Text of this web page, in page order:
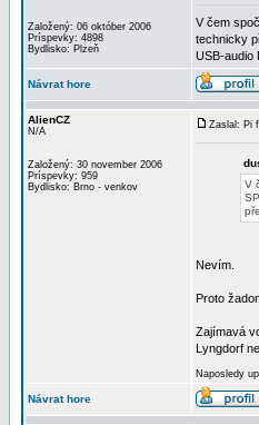
Založený: 06 október 2006
Príspevky: 4898
Bydlisko: Plzeň
V čem
technicky
USB-audio
Návrat hore
AlienCZ
N/A
Založený: 30 november 2006
Príspevky: 959
Bydlisko: Brno - venkov
Zaslal: Pi
V
Nevím.
Proto
Zajímavá
Lyngdorf
Naposledy
Návrat hore